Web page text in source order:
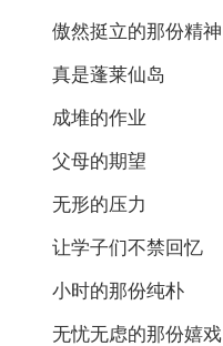
傲然挺立的那份精神
真是蓬莱仙岛
成堆的作业
父母的期望
无形的压力
让学子们不禁回忆
小时的那份纯朴
无忧无虑的那份嬉戏